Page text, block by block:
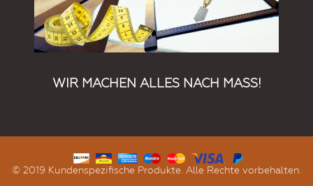
WIR MACHEN ALLES NACH MASS!
© 2019 Kundenspezifische Produkte. Alle Rechte vorbehalten.